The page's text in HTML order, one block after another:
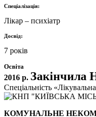
Спеціалізація:
Лікар – психіатр
Досвід:
7 років
Освіта
2016 р.
Спеціальність
КОМУНАЛЬНЕ